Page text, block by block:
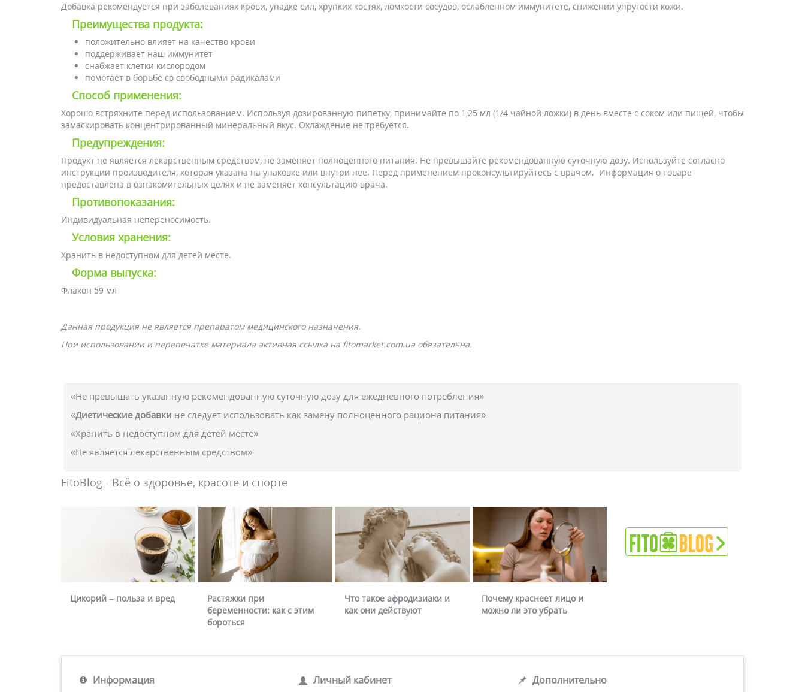
Добавка рекомендуется при заболеваниях крови, упадке сил, хрупких костях, ломкости сосудов, ослабленном иммунитете, снижении упругости кожи.
Преимущества продукта:
положительно влияет на качество крови
поддерживает наш иммунитет
снабжает клетки кислородом
помогает в борьбе со свободными радикалами
Способ применения:
Хорошо встряхните перед использованием. Используя дозированную пипетку, принимайте по 1,25 мл (1/4 чайной ложки) в день вместе с соком или пищей, чтобы
замаскировать концентрированный минеральный вкус. Охлаждение не требуется.
Предупреждения:
Продукт не является лекарственным средством, не заменяет полноценного питания. Не превышайте рекомендованную суточную дозу. Используйте согласно
инструкции производителя, которая указана на упаковке или внутри нее. Перед применением проконсультируйтесь с врачом. Информация о товаре
предоставлена в ознакомительных целях и не заменяет консультацию врача.
Противопоказания:
Индивидуальная непереносимость.
Условия хранения:
Хранить в недоступном для детей месте.
Форма выпуска:
Флакон 59 мл
Данная продукция не является препаратом медицинского назначения.
При использовании и перепечатке материала активная ссылка на fitomarket.com.ua обязательна.
«Не превышать указанную рекомендованную суточную дозу для ежедневного потребления»
«Диетические добавки не следует использовать как замену полноценного рациона питания»
«Хранить в недоступном для детей месте»
«Не является лекарственным средством»
FitoBlog - Всё о здоровье, красоте и спорте
Цикорий – польза и вред
Растяжки при
беременности: как с этим
бороться
Что такое афродизиаки и
как они действуют
Почему краснеет лицо и
можно ли это убрать
Информация Личный кабинет Дополнительно